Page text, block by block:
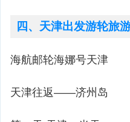
四、天津出发游轮旅
海航邮轮海娜号天津
天津往返——济州岛